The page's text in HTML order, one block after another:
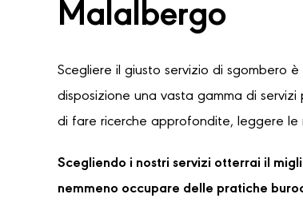
Malalbergo
Scegliere il giusto servizio di sgombero
disposizione una vasta gamma di
di fare ricerche approfondite, leggere le
Scegliendo i nostri servizi otterrai il
nemmeno occupare delle pratiche